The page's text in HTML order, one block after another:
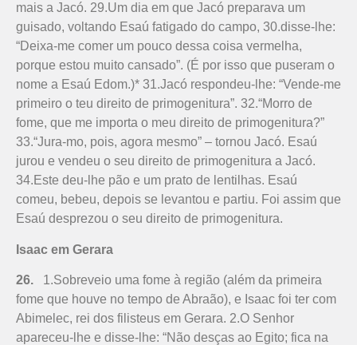
mais a Jacó. 29.Um dia em que Jacó preparava um
guisado, voltando Esaú fatigado do campo, 30.disse-lhe:
“Deixa-me comer um pouco dessa coisa vermelha,
porque estou muito cansado”. (É por isso que puseram o
nome a Esaú Edom.)* 31.Jacó respondeu-lhe: “Vende-me
primeiro o teu direito de primogenitura”. 32.“Morro de
fome, que me importa o meu direito de primogenitura?”
33.“Jura-mo, pois, agora mesmo” – tornou Jacó. Esaú
jurou e vendeu o seu direito de primogenitura a Jacó.
34.Este deu-lhe pão e um prato de lentilhas. Esaú
comeu, bebeu, depois se levantou e partiu. Foi assim que
Esaú des­prezou o seu direito de primogenitura.
Isaac em Gerara
26. 1.Sobreveio uma fome à região (além da primeira
fome que houve no tempo de Abraão), e Isaac foi ter com
Abime­lec, rei dos filisteus em Gerara. 2.O Senhor
apareceu-lhe e disse-lhe: “Não desças ao Egito; fica na